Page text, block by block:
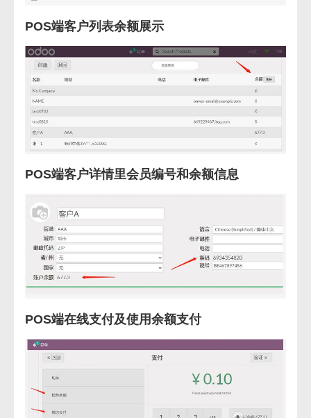
POS端客户列表余额展示
POS端客户详情里会员编号和余额信息
POS端在线支付及使用余额支付